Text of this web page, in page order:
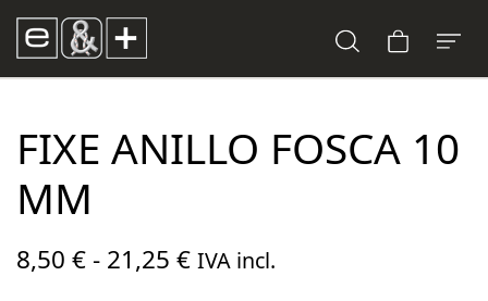
FIXE ANILLO FOSCA 10
MM
8,50 €- 21,25 €Rango
IVA incl.